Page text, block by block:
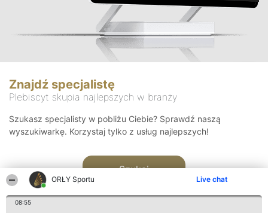
ORŁY Sportu Live chat
08:55
Znajdź specjalistę
Plebiscyt skupia najlepszych w branży
Szukasz specjalisty w pobliżu Ciebie? Sprawdź naszą
wyszukiwarkę. Korzystaj tylko z usług najlepszych!
Szukaj